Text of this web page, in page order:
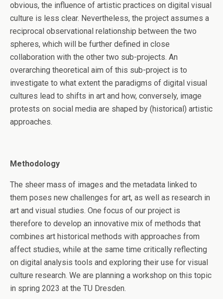
obvious, the influence of artistic practices on digital visual
culture is less clear. Nevertheless, the project assumes a
reciprocal observational relationship between the two
spheres, which will be further defined in close
collaboration with the other two sub-projects. An
overarching theoretical aim of this sub-project is to
investigate to what extent the paradigms of digital visual
cultures lead to shifts in art and how, conversely, image
protests on social media are shaped by (historical) artistic
approaches.
Methodology
The sheer mass of images and the metadata linked to
them poses new challenges for art, as well as research in
art and visual studies. One focus of our project is
therefore to develop an innovative mix of methods that
combines art historical methods with approaches from
affect studies, while at the same time critically reflecting
on digital analysis tools and exploring their use for visual
culture research. We are planning a workshop on this topic
in spring 2023 at the TU Dresden.